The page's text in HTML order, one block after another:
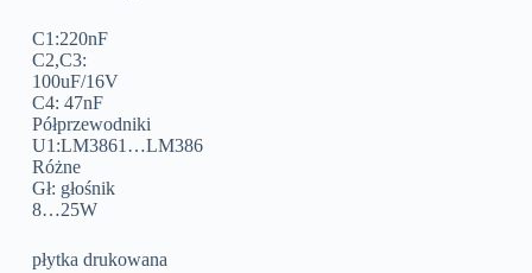
C1:220nF
C2,C3:
100uF/16V
C4: 47nF
Półprzewodniki
U1:LM3861…LM386
Różne
Gł: głośnik
8…25W
płytka drukowana